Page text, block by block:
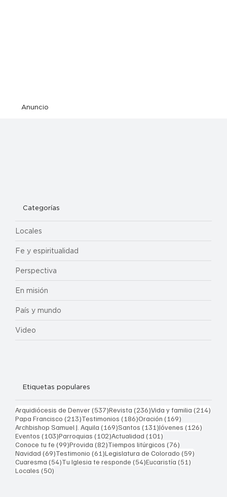
Anuncio
Categorías
Locales
Fe y espiritualidad
Perspectiva
En misión
País y mundo
Video
Etiquetas populares
Arquidiócesis de Denver(537)537 entradas
Revista (236)236 entradas
Vida y familia (214)
Papa Francisco (213)213 entradas
Testimonios (186)186 entradas
Oración (169)
Archbishop Samuel J. Aquila (169)169 entradas
Santos (131)131 entradas
Jóvenes (126)
Eventos (103)103 entradas
Parroquias (102)102 entradas
Actualidad (101)
Conoce tu fe (99)99 entradas
Provida (82)82 entradas
Tiempos litúrgicos (76)
Navidad (69)69 entradas
Testimonio (61)61 entradas
Legislatura de Colorado (59)
Cuaresma (54)54 entradas
Tu Iglesia te responde (54)54 entradas
Eucaristía (51)
Locales (50)